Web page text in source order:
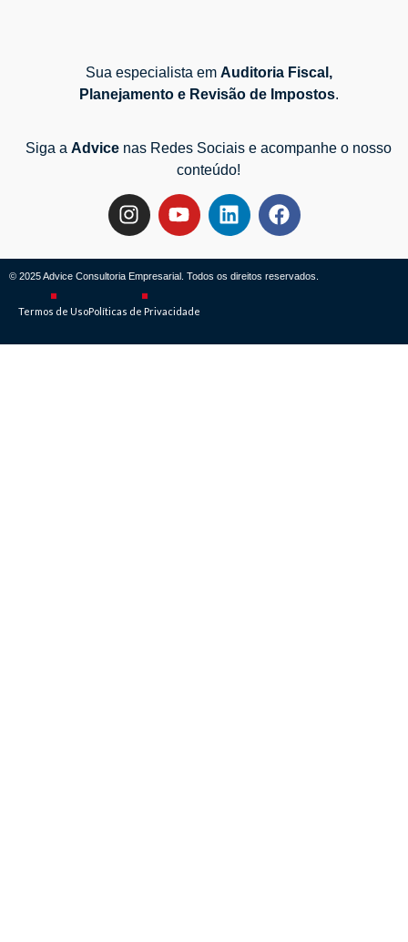
Sua especialista em Auditoria Fiscal,
Planejamento e Revisão de Impostos.
Siga a Advice nas Redes Sociais e acompanhe o nosso
conteúdo!
© 2025 Advice Consultoria Empresarial. Todos os direitos reservados.
Termos de UsoPolíticas de Privacidade